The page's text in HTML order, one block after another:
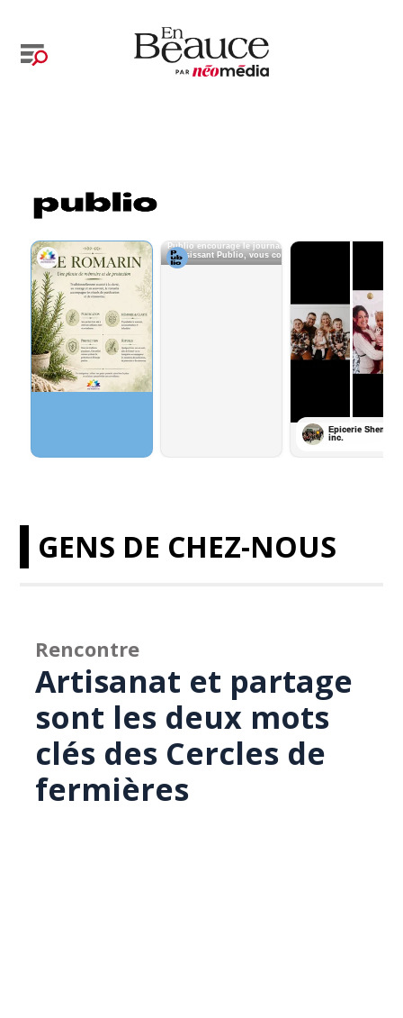
GENS DE CHEZ-NOUS
Rencontre
Artisanat et partage
sont les deux mots
clés des Cercles de
fermières